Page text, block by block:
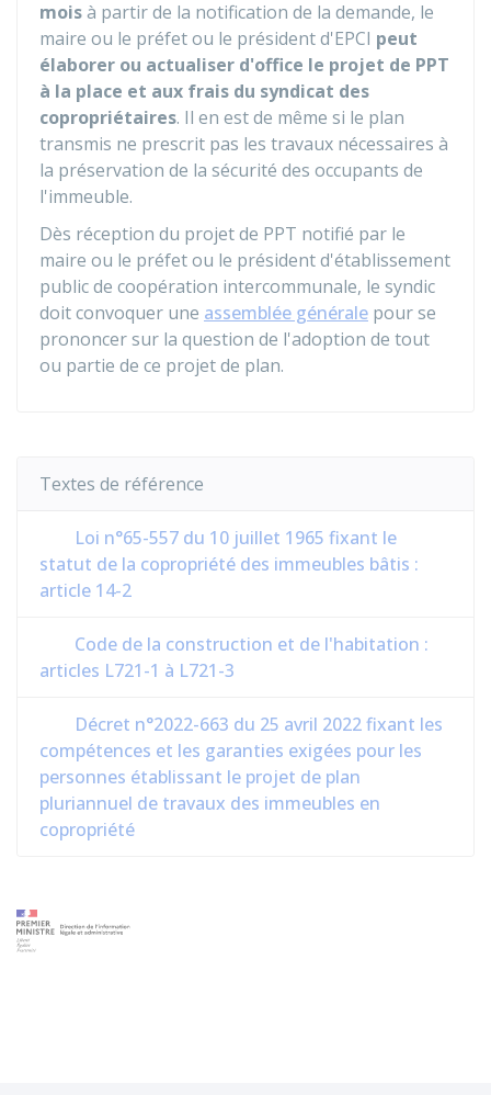
moisà partir de la notification de la demande, le
maire ou le préfet ou le président d'EPCI peut
élaborer ou actualiser d'office le projet de PPT
à la place et aux frais du syndicat des
copropriétaires. Il en est de même si le plan
transmis ne prescrit pas les travaux nécessaires à
la préservation de la sécurité des occupants de
l'immeuble.
Dès réception du projet de PPT notifié par le
maire ou le préfet ou le président d'établissement
public de coopération intercommunale, le syndic
doit convoquer une assemblée générale pour se
prononcer sur la question de l'adoption de tout
ou partie de ce projet de plan.
Textes de référence
Loi n°65-557 du 10 juillet 1965 fixant le
statut de la copropriété des immeubles bâtis :
article 14-2
Code de la construction et de l'habitation :
articles L721-1 à L721-3
Décret n°2022-663 du 25 avril 2022 fixant les
compétences et les garanties exigées pour les
personnes établissant le projet de plan
pluriannuel de travaux des immeubles en
copropriété